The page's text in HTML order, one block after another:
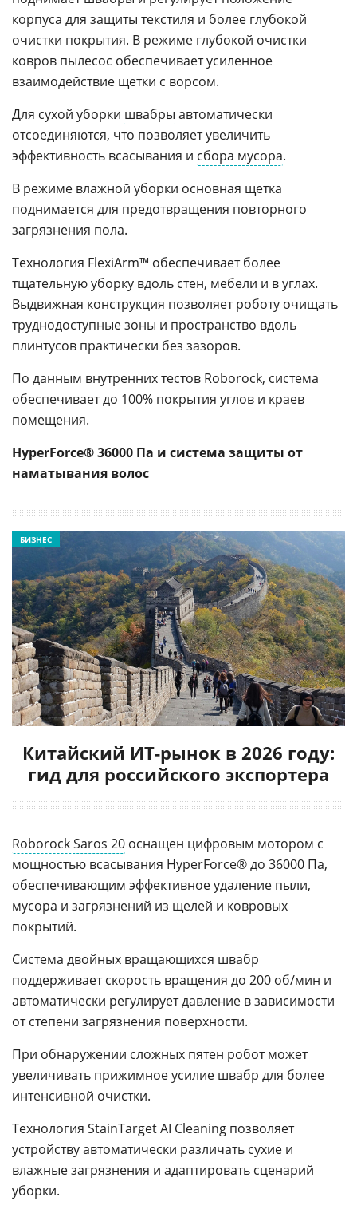
корпуса для защиты текстиля и более глубокой
очистки покрытия. В режиме глубокой очистки
ковров пылесос обеспечивает усиленное
взаимодействие щетки с ворсом.
Для сухой уборки швабры автоматически
отсоединяются, что позволяет увеличить
эффективность всасывания и сбора мусора.
В режиме влажной уборки основная щетка
поднимается для предотвращения повторного
загрязнения пола.
Технология FlexiArm™ обеспечивает более
тщательную уборку вдоль стен, мебели и в углах.
Выдвижная конструкция позволяет роботу очищать
труднодоступные зоны и пространство вдоль
плинтусов практически без зазоров.
По данным внутренних тестов Roborock, система
обеспечивает до 100% покрытия углов и краев
помещения.
HyperForce® 36000 Па и система защиты от
наматывания волос
Китайский ИТ-рынок в 2026 году:
гид для российского экспортера
БИЗНЕС
Roborock Saros 20 оснащен цифровым мотором с
мощностью всасывания HyperForce® до 36000 Па,
обеспечивающим эффективное удаление пыли,
мусора и загрязнений из щелей и ковровых
покрытий.
Система двойных вращающихся швабр
поддерживает скорость вращения до 200 об/мин и
автоматически регулирует давление в зависимости
от степени загрязнения поверхности.
При обнаружении сложных пятен робот может
увеличивать прижимное усилие швабр для более
интенсивной очистки.
Технология StainTarget AI Cleaning позволяет
устройству автоматически различать сухие и
влажные загрязнения и адаптировать сценарий
уборки.